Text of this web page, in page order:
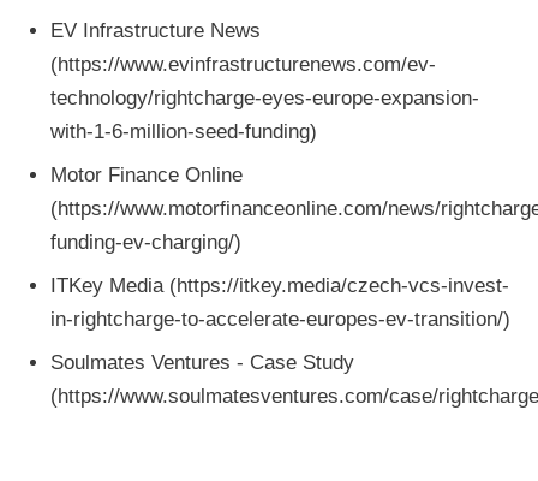
EV Infrastructure News
(https://www.evinfrastructurenews.com/ev-
technology/rightcharge-eyes-europe-expansion-
with-1-6-million-seed-funding)
Motor Finance Online
(https://www.motorfinanceonline.com/news/
funding-ev-charging/)
ITKey Media (https://itkey.media/czech-vcs-invest-
in-rightcharge-to-accelerate-europes-ev-transition/)
Soulmates Ventures - Case Study
(https://www.soulmatesventures.com/case/